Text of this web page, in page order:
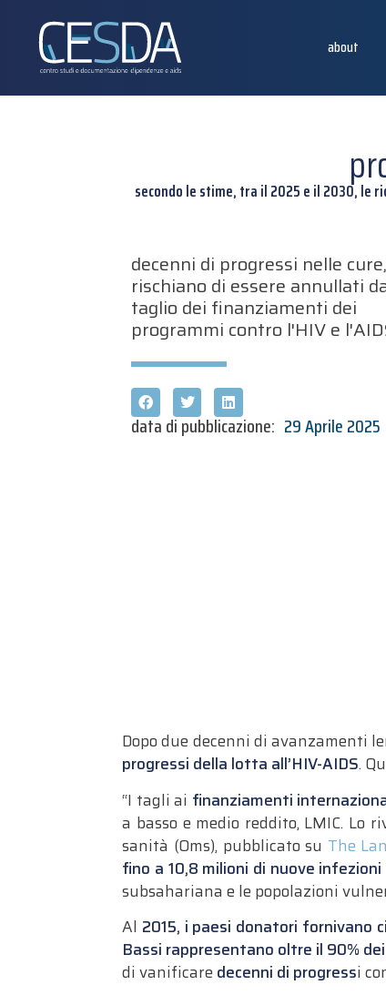
about
secondo le stime, tra il 2025 e il 2030, le
decenni di progressi nelle cure,
rischiano di essere annullati
taglio dei finanziamenti dei
programmi contro l'HIV e
data di pubblicazione: 29 Aprile 2025
Dopo due decenni di avanzamenti
progressi della lotta all’HIV-AIDS.
“I tagli ai finanziamenti
a basso e medio reddito, LMIC.
sanità (Oms), pubblicato su The
fino a 10,8 milioni di nuove infezioni
subsahariana e le popolazioni
Al 2015, i paesi donatori fornivano
Bassi rappresentano oltre il 90%
di vanificare decenni di progressi